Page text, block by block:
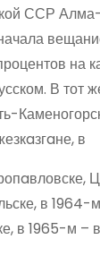
ССР
на
В тот
в
в
в 1965-м –